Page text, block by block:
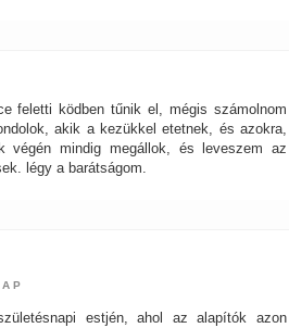
feletti ködben tűnik el, mégis számolnom
akik a kezükkel etetnek, és azokra,
mindig megállok, és leveszem az
légy a barátságom.
estjén, ahol az alapítók azon